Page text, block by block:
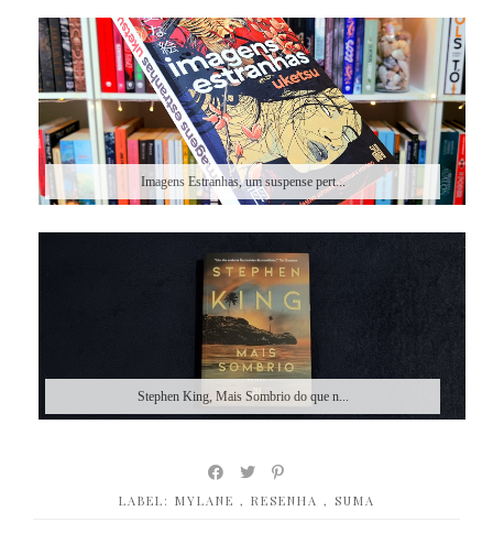
Imagens Estranhas, um suspense pert...
Stephen King, Mais Sombrio do que n...
LABEL: MYLANE , RESENHA , SUMA